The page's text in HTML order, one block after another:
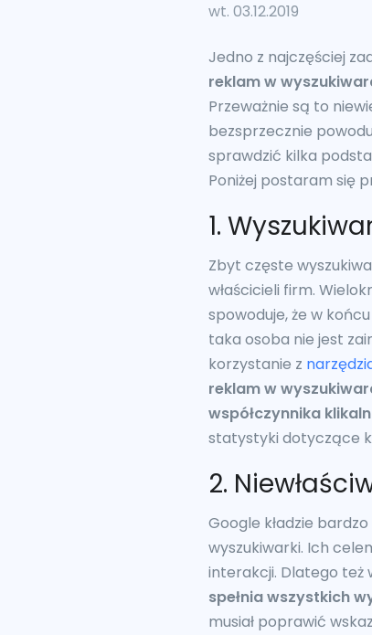
wt. 03.12.2019
Jedno z najczęściej
reklam w
Przeważnie są to
bezsprzecznie
sprawdzić kilka
Poniżej postaram się
1.
Zbyt częste
właścicieli firm.
spowoduje, że w
taka osoba nie jest
korzystanie z
reklam w
współczynnika
statystyki dotyczące
2.
Google kładzie
wyszukiwarki. Ich
interakcji. Dlatego też
spełnia wszystkich
musiał poprawić